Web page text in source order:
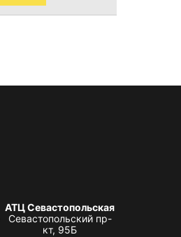
АТЦ Севастопольская
Севастопольский пр-
кт, 95Б